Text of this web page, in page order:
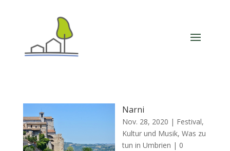
Narni
Nov. 28, 2020 | Festival,
Kultur und Musik,Was zu
tun in Umbrien | 0